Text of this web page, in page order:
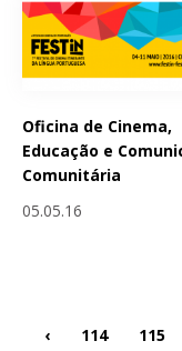
Oficina de Cinema,
Educação e
Comunitária
05.05.16
‹ 114 115